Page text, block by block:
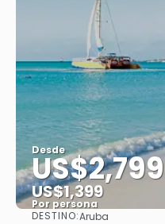
Desde
US$2,799
US$1,399
Por persona
DESTINO:Aruba